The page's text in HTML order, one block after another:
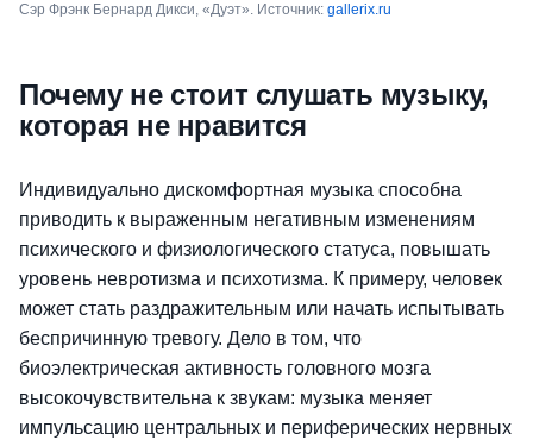
Сэр Фрэнк Бернард Дикси, «Дуэт». Источник: gallerix.ru
Почему не стоит слушать музыку,
которая не нравится
Индивидуально дискомфортная музыка способна
приводить к выраженным негативным изменениям
психического и физиологического статуса, повышать
уровень невротизма и психотизма. К примеру, человек
может стать раздражительным или начать испытывать
беспричинную тревогу. Дело в том, что
биоэлектрическая активность головного мозга
высокочувствительна к звукам: музыка меняет
импульсацию центральных и периферических нервных